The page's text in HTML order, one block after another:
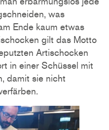
was
Ende kaum etwas
gilt das Motto
Artischocken
in einer Schüssel mit
damit sie nicht